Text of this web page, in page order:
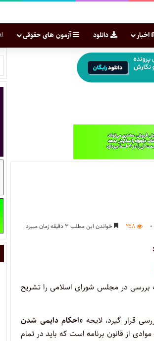
اخبار دانلود آزمون های حقوقی
۰ ۲۵۸ خواندن این مطلب ۳ دقیقه زمان میبرد
بررسی در مجلس شورای اسلامی را تشریح
قرار گیرد، لایحه «احکام دایمی شدن
از قانون برنامه است که باید در تمام